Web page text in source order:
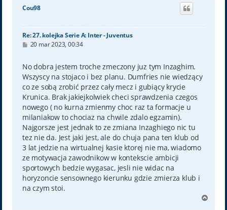
Cou98
Re: 27. kolejka Serie A: Inter - Juventus
P
t
20 mar 2023, 00:34
No dobra jestem troche zmeczony juz tym Inzaghim.
Wszyscy na stojaco i bez planu. Dumfries nie wiedzący
co ze sobą zrobić przez cały mecz i gubiący krycie
Krunica. Brak jakiejkolwiek checi sprawdzenia czegos
nowego ( no kurna zmienmy choc raz ta formacje u
milaniakow to chociaz na chwile zdalo egzamin).
Najgorsze jest jednak to ze zmiana Inzaghiego nic tu
tez nie da. Jest jaki jest, ale do chuja pana ten klub od
3 lat jedzie na wirtualnej kasie ktorej nie ma, wiadomo
ze motywacja zawodnikow w kontekscie ambicji
sportowych bedzie wygasac, jesli nie widac na
horyzoncie sensownego kierunku gdzie zmierza klub i
na czym stoi.